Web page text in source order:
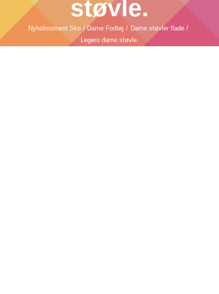
støvle.
Nyholmstrand Sko Dame Fodtøj
Dame støvler flade
Legero dame støvle.